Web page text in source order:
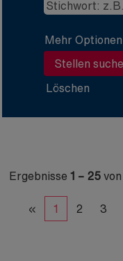
Mehr
Löschen
Ergebnisse 1 – 25von
«
1 2 3